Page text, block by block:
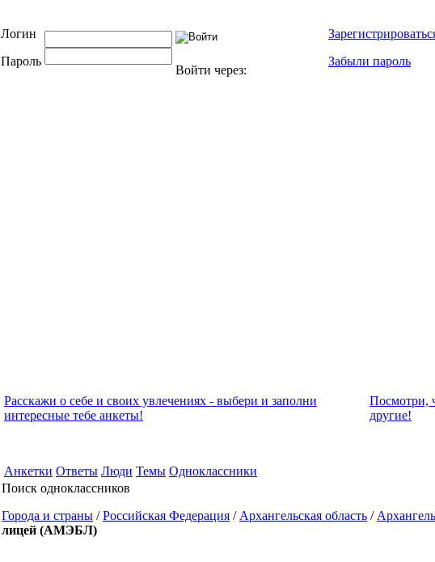
Логин
Пароль
Войти через:
Забыли пароль
Расскажи о себе и своих увлечениях - выбери и заполни
интересные тебе анкеты!
Посмотри,
другие!
Анкетки Ответы Люди Темы Одноклассники
Поиск одноклассников
Города и страны /Российская Федерация / Архангельская область /
лицей (АМЭБЛ)